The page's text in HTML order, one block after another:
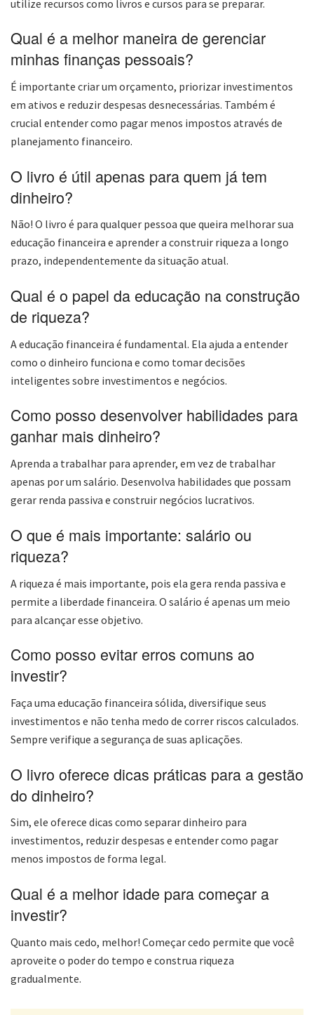
utilize recursos como livros e cursos para se preparar.
Qual é a melhor maneira de gerenciar
minhas finanças pessoais?
É importante criar um orçamento, priorizar investimentos
em ativos e reduzir despesas desnecessárias. Também é
crucial entender como pagar menos impostos através de
planejamento financeiro.
O livro é útil apenas para quem já tem
dinheiro?
Não! O livro é para qualquer pessoa que queira melhorar sua
educação financeira e aprender a construir riqueza a longo
prazo, independentemente da situação atual.
Qual é o papel da educação na construção
de riqueza?
A educação financeira é fundamental. Ela ajuda a entender
como o dinheiro funciona e como tomar decisões
inteligentes sobre investimentos e negócios.
Como posso desenvolver habilidades para
ganhar mais dinheiro?
Aprenda a trabalhar para aprender, em vez de trabalhar
apenas por um salário. Desenvolva habilidades que possam
gerar renda passiva e construir negócios lucrativos.
O que é mais importante: salário ou
riqueza?
A riqueza é mais importante, pois ela gera renda passiva e
permite a liberdade financeira. O salário é apenas um meio
para alcançar esse objetivo.
Como posso evitar erros comuns ao
investir?
Faça uma educação financeira sólida, diversifique seus
investimentos e não tenha medo de correr riscos calculados.
Sempre verifique a segurança de suas aplicações.
O livro oferece dicas práticas para a gestão
do dinheiro?
Sim, ele oferece dicas como separar dinheiro para
investimentos, reduzir despesas e entender como pagar
menos impostos de forma legal.
Qual é a melhor idade para começar a
investir?
Quanto mais cedo, melhor! Começar cedo permite que você
aproveite o poder do tempo e construa riqueza
gradualmente.